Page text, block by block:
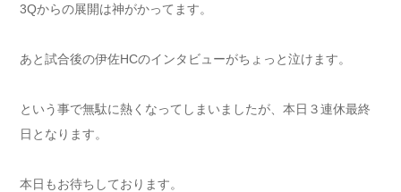
3Qからの展開は神がかってます。
あと試合後の伊佐HCのインタビューがちょっと泣けます。
という事で無駄に熱くなってしまいましたが、本日３連休最終
日となります。
本日もお待ちしております。